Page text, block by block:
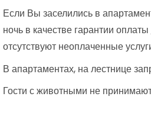
Если Вы заселились в
ночь в качестве гарантии
отсутствуют неоплаченные
В апартаментах, на лестнице
Гости с животными не